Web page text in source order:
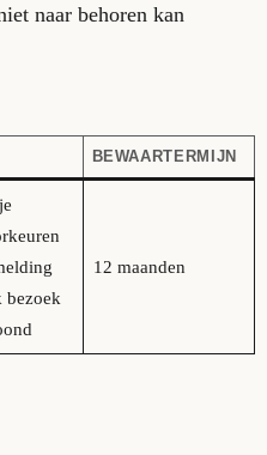
naar behoren kan
BEWAARTERMIJN
bezoek
12 maanden